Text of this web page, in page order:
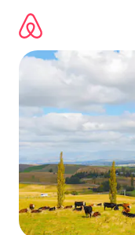
directement
contenu